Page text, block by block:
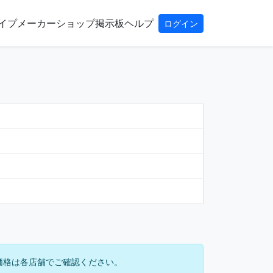
プメーカーショップ掲示板ヘルプ ログイン
は各店舗でご確認ください。